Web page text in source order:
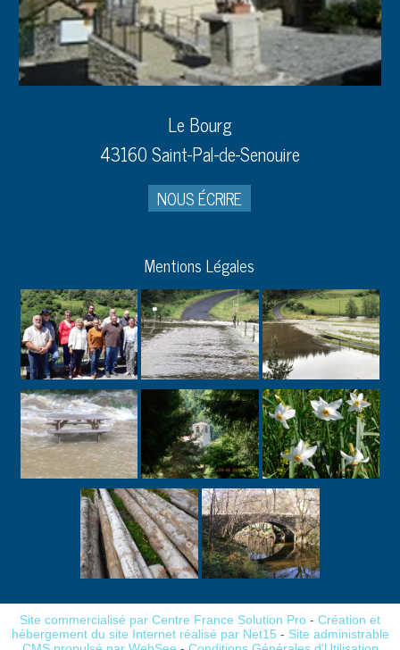
Le Bourg
43160 Saint-Pal-de-Senouire
NOUS ÉCRIRE
Mentions Légales
Site commercialisé par Centre France Solution Pro - Création et
hébergement du site Internet réalisé par Net15 - Site administrable